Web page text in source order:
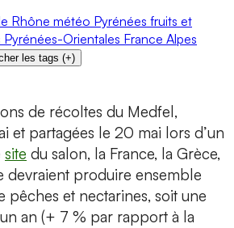
Rhône météo Pyrénées fruits et
Pyrénées-Orientales France Alpes
les tags (+)
de récoltes du Medfel,
et partagées le 20 mai lors d’un
site du salon, la France, la Grèce,
devraient produire ensemble
pêches et nectarines, soit une
an (+ 7 % par rapport à la